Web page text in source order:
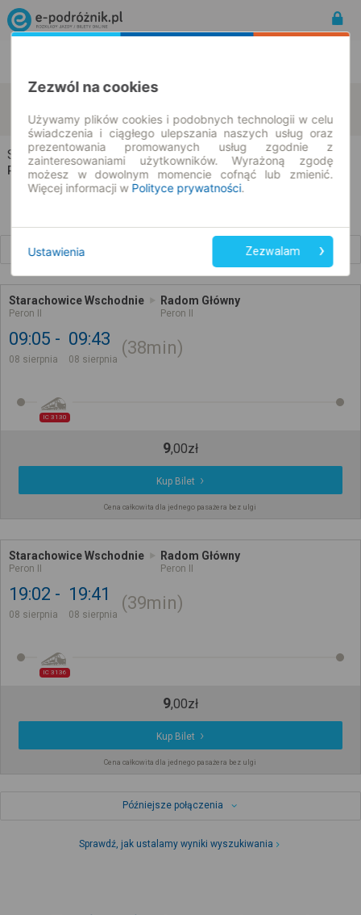
08.08.2026 | -- : --
Starachowice → Radom
Rozkład jazdy i bilety
Starachowice Wschodnie
Peron II
Radom Główny
Peron II
09:05
08 sierpnia
09:43
08 sierpnia
38min
IC 3130
9,00zł
Kup Bilet
Cena całkowita dla jednego pasażera bez ulgi
Starachowice Wschodnie
Peron II
Radom Główny
Peron II
19:02
08 sierpnia
19:41
08 sierpnia
39min
IC 3136
9,00zł
Kup Bilet
Cena całkowita dla jednego pasażera bez ulgi
Późniejsze połączenia
Sprawdź, jak ustalamy wyniki wyszukiwania
Zezwól na cookies
Używamy plików cookies i podobnych technologii w celu
świadczenia i ciągłego ulepszania naszych usług oraz
prezentowania promowanych usług zgodnie z
zainteresowaniami użytkowników. Wyrażoną zgodę
możesz w dowolnym momencie cofnąć lub zmienić.
Więcej informacji w Polityce prywatności.
Ustawienia Zezwalam